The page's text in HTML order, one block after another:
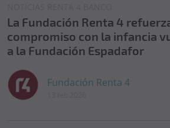
La Fundación Renta 4
compromiso con la infancia
a la Fundación Espadafor
Fundación Renta 4